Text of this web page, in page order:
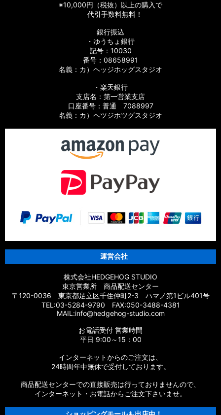
【シマノ】06バイオマスターMg［BIOMASTER Mg］対応 カ
【シマノ】13-16バイオマスターSW［BIOMASTER SW］対応
【シマノ】10バイオマスターSW［BIOMASTER SW］対応 カ
【シマノ】19スフェロスSW［SPHEROS SW］対応 カスタム
【シマノ】21スフェロスSW［SPHEROS SW］対応 カスタム
【シマノ】14スフェロスSW［SPHEROS SW］対応 カスタム
【シマノ】21エクスセンス［EXSENCE］対応 カスタムパーツ
【シマノ】20エクスセンスBB［EXSENCE BB］対応 カスタム
パーツ
【シマノ】18エクスセンスCI4+［EXSENCE CI4+］対応 カス
タムパーツ
【シマノ】17エクスセンス［EXSENCE］対応 カスタムパーツ
【シマノ】16エクスセンスLB［EXSENCE LB］対応 カスタム
【シマノ】14エクスセンスBB［EXSENCE BB］対応 カスタム
【シマノ】13エクスセンスLB［EXSENCE LB］対応 カスタム
※10,000円（税抜）以上の購入で
代引手数料無料！
銀行振込
・ゆうちょ銀行
記号：10030
番号：08658991
名義：カ）ヘッジホッグスタジオ
・楽天銀行
支店名：第一営業支店
口座番号：普通 7088997
名義：カ）ヘツジホツグスタジオ
運営会社
株式会社HEDGEHOG STUDIO
東京営業所 商品配送センター
〒120-0036 東京都足立区千住仲町2-3 ハマノ第1ビル401号
TEL:03-5284-9790 FAX:050-3488-4381
MAIL:info@hedgehog-studio.com
お電話受付 営業時間
平日 9:00～15：00
インターネットからのご注文は、
24時間年中無休で受付しております。
商品配送センターでの直接販売は行っておりませんので、
インターネット・お電話からご注文下さいませ。